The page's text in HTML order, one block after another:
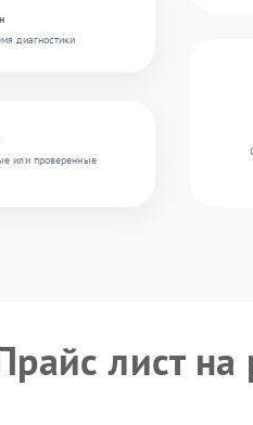
диагностики
или проверенные
лист